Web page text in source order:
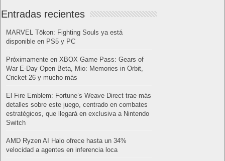
Entradas recientes
MARVEL Tōkon: Fighting Souls ya está
disponible en PS5 y PC
Próximamente en XBOX Game Pass: Gears of
War E-Day Open Beta, Mio: Memories in Orbit,
Cricket 26 y mucho más
El Fire Emblem: Fortune’s Weave Direct trae más
detalles sobre este juego, centrado en combates
estratégicos, que llegará en exclusiva a Nintendo
Switch
AMD Ryzen AI Halo ofrece hasta un 34%
velocidad a agentes en inferencia loca